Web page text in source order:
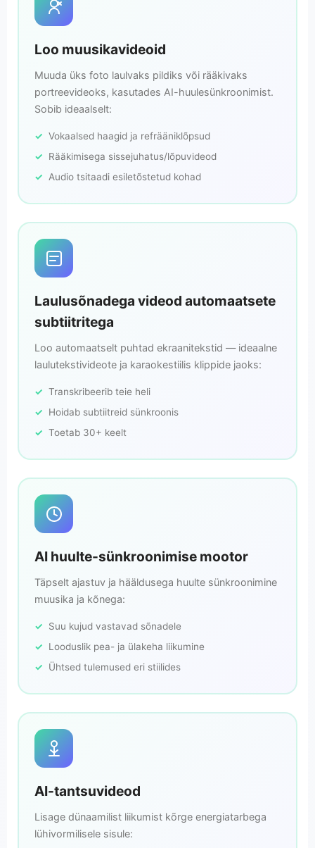
Loo muusikavideoid
Muuda üks foto laulvaks pildiks või rääkivaks
portreevideoks, kasutades AI-huule­sünkroonimist.
Sobib ideaalselt:
Vokaalsed haagid ja refrääniklõpsud
Rääkimisega sissejuhatus/lõpuvideod
Audio tsitaadi esiletõstetud kohad
Laulusõnadega videod automaatsete
subtiitritega
Loo automaatselt puhtad ekraanitekstid — ideaalne
laulutekstivideote ja karaokestiilis klippide jaoks:
Transkribeerib teie heli
Hoidab subtiitreid sünkroonis
Toetab 30+ keelt
AI huulte-sünkroonimise mootor
Täpselt ajastuv ja hääldusega huulte sünkroonimine
muusika ja kõnega:
Suu kujud vastavad sõnadele
Looduslik pea- ja ülakeha liikumine
Ühtsed tulemused eri stiilides
AI-tantsuvideod
Lisage dünaamilist liikumist kõrge energiatarbega
lühivormilisele sisule: